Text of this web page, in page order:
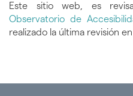
Este sitio web, es
Observatorio de
realizado la última revisión